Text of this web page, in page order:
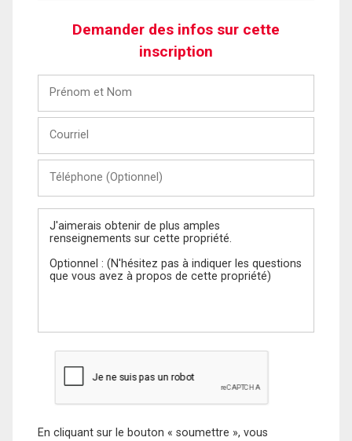
Demander des infos sur cette
inscription
Nom
(Optionnel)
Message
En cliquant sur le bouton « soumettre », vous